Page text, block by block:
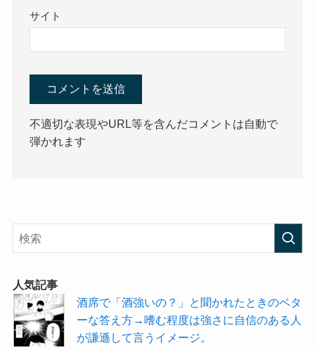
サイト
不適切な表現やURL等を含んだコメントは自動で
弾かれます
人気記事
酒席で「酒強いの？」と聞かれたときのベタ
ーな答え方→嗜む程度は強さに自信のある人
が謙遜して言うイメージ。